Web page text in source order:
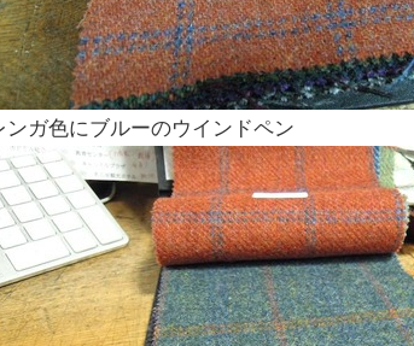
ンガ色にブルーのウインドペン